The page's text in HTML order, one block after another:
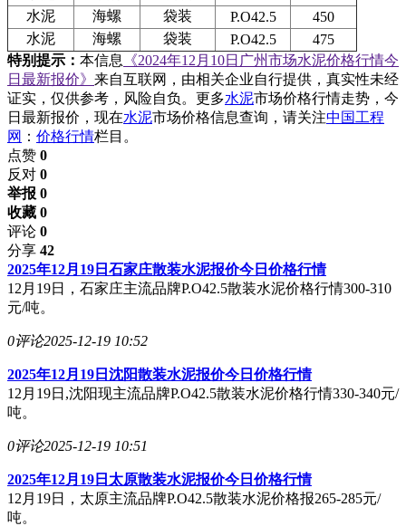
水泥
海螺 袋装 P.O42.5
450
水泥
海螺 袋装 P.O42.5
475
特别提示： 本信息
《2024年12月10日广州市场水泥价格行情今
日最新报价》 来自互联网，由相关企业自行提供，真实性未经
证实，仅供参考，风险自负。更多水泥市场价格行情走势，今
日最新报价，现在水泥市场价格信息查询，请关注中国工程
网 ： 价格行情栏目。
点赞 0
反对 0
举报 0
收藏 0
评论 0
分享 42
2025年12月19日石家庄散装水泥报价今日价格行情
12月19日，石家庄主流品牌P.O42.5散装水泥价格行情300-310
元/吨。
0评论2025-12-19 10:52
2025年12月19日沈阳散装水泥报价今日价格行情
12月19日,沈阳现主流品牌P.O42.5散装水泥价格行情330-340元/
吨。
0评论2025-12-19 10:51
2025年12月19日太原散装水泥报价今日价格行情
12月19日，太原主流品牌P.O42.5散装水泥价格报265-285元/
吨。